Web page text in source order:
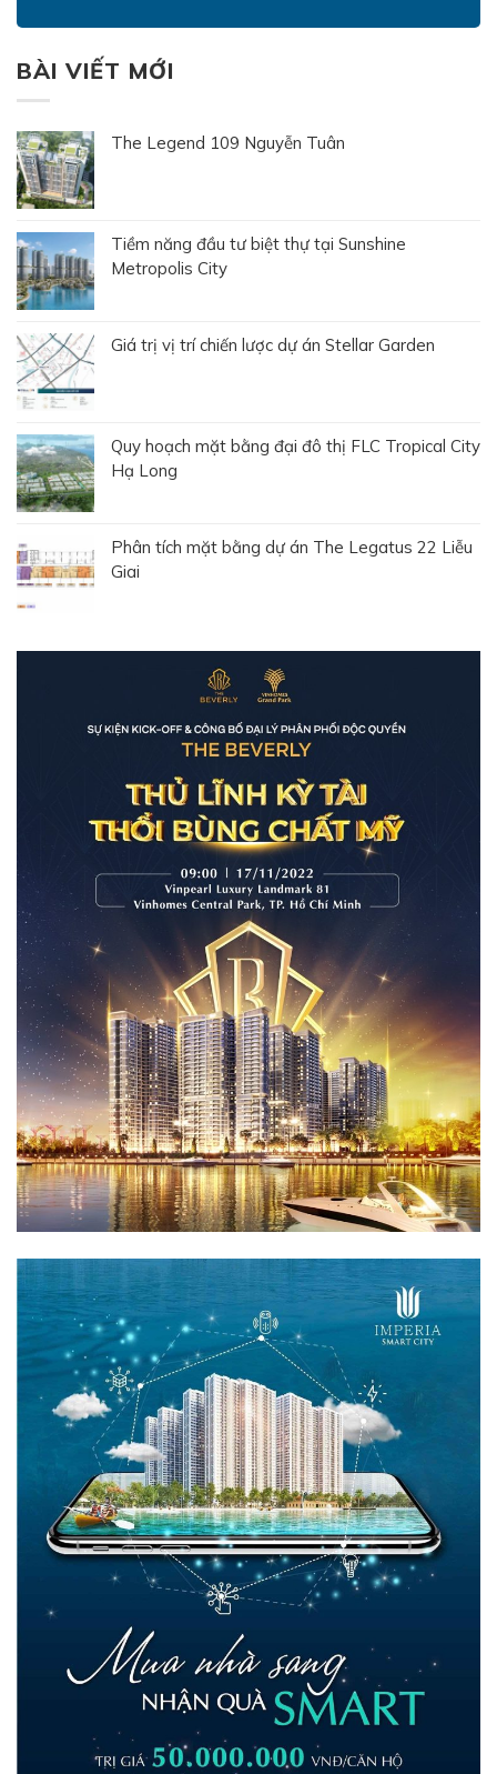
BÀI VIẾT MỚI
The Legend 109 Nguyễn Tuân
Tiềm năng đầu tư biệt thự tại Sunshine
Metropolis City
Giá trị vị trí chiến lược dự án Stellar Garden
Quy hoạch mặt bằng đại đô thị FLC Tropical City
Hạ Long
Phân tích mặt bằng dự án The Legatus 22 Liễu
Giai